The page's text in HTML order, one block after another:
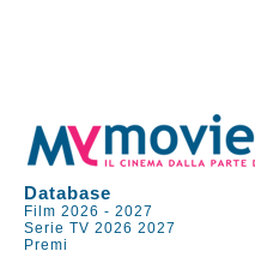
Database
Film 2026 -2027
Serie TV 2026 2027
Premi